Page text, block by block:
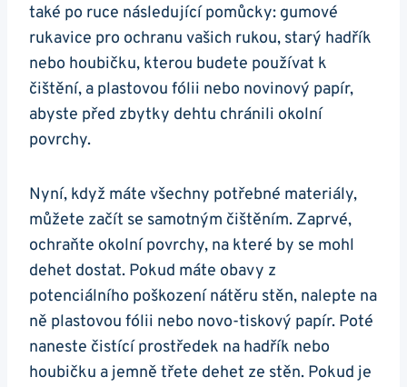
také ⁢po ruce ​následující pomůcky: gumové
rukavice ​pro ochranu vašich‍ rukou, starý​ hadřík
nebo houbičku, kterou ⁤budete používat k
čištění, a‍ plastovou fólii ‍nebo novinový papír,
abyste před zbytky dehtu‌ chránili okolní
povrchy.
Nyní,‍ když máte⁢ všechny potřebné ​materiály,
můžete začít ⁣se samotným čištěním. Zaprvé,
ochraňte ⁤okolní povrchy, na které ⁤by se⁢ mohl⁢
dehet dostat. ⁣Pokud máte obavy ⁣z
potenciálního poškození ⁤nátěru stěn, nalepte⁣ na
ně ⁣plastovou fólii nebo novo-tiskový papír. ​Poté
naneste čistící prostředek na⁣ hadřík nebo
houbičku a jemně třete dehet ze ‍stěn. Pokud⁣ je